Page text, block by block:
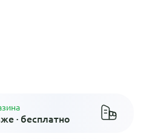
· бесплатно